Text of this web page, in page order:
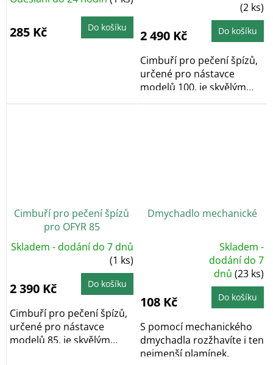
285 Kč Do košíku
(2 ks)
2 490 Kč Do košíku
Cimbuří pro pečení špízů,
určené pro nástavce
modelů 100, je skvělým
příslušenstvím pro...
Cimbuří pro pečení špízů
pro OFYR 85
Skladem - dodání do 7 dnů
(1 ks)
2 390 Kč Do košíku
Cimbuří pro pečení špízů,
určené pro nástavce
modelů 85, je skvělým
Dmychadlo mechanické
z
5
hvězdiček.
Skladem -
dodání do 7
dnů(23 ks)
108 Kč Do košíku
S pomocí mechanického
dmychadla rozžhavíte i ten
nejmenší plamínek.